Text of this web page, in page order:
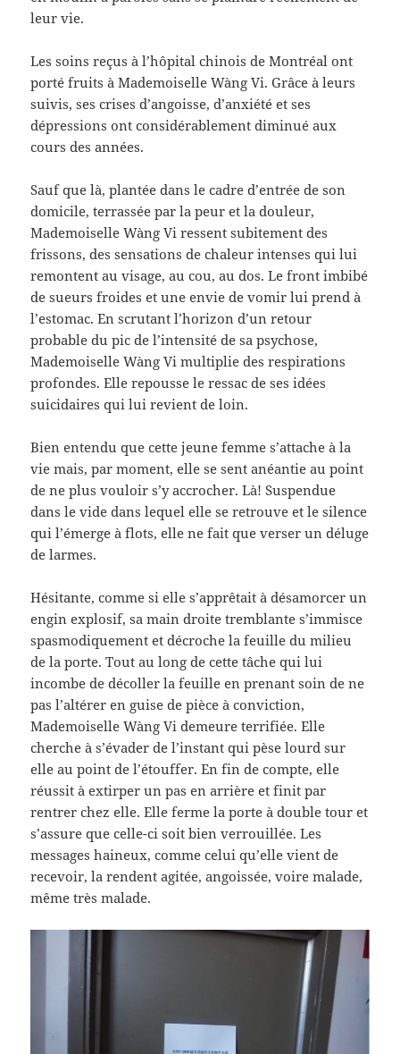
leur vie.
Les soins reçus à l’hôpital chinois de Montréal ont
porté fruits à Mademoiselle Wàng Vi. Grâce à leurs
suivis, ses crises d’angoisse, d’anxiété et ses
dépressions ont considérablement diminué aux
cours des années.
Sauf que là, plantée dans le cadre d’entrée de son
domicile, terrassée par la peur et la douleur,
Mademoiselle Wàng Vi ressent subitement des
frissons, des sensations de chaleur intenses qui lui
remontent au visage, au cou, au dos. Le front imbibé
de sueurs froides et une envie de vomir lui prend à
l’estomac. En scrutant l’horizon d’un retour
probable du pic de l’intensité de sa psychose,
Mademoiselle Wàng Vi multiplie des respirations
profondes. Elle repousse le ressac de ses idées
suicidaires qui lui revient de loin.
Bien entendu que cette jeune femme s’attache à la
vie mais, par moment, elle se sent anéantie au point
de ne plus vouloir s’y accrocher. Là! Suspendue
dans le vide dans lequel elle se retrouve et le silence
qui l’émerge à flots, elle ne fait que verser un déluge
de larmes.
Hésitante, comme si elle s’apprêtait à désamorcer un
engin explosif, sa main droite tremblante s’immisce
spasmodiquement et décroche la feuille du milieu
de la porte. Tout au long de cette tâche qui lui
incombe de décoller la feuille en prenant soin de ne
pas l’altérer en guise de pièce à conviction,
Mademoiselle Wàng Vi demeure terrifiée. Elle
cherche à s’évader de l’instant qui pèse lourd sur
elle au point de l’étouffer. En fin de compte, elle
réussit à extirper un pas en arrière et finit par
rentrer chez elle. Elle ferme la porte à double tour et
s’assure que celle-ci soit bien verrouillée. Les
messages haineux, comme celui qu’elle vient de
recevoir, la rendent agitée, angoissée, voire malade,
même très malade.